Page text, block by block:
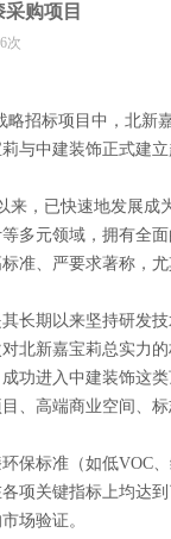
购项目
次
招标项目中，北新
与中建装饰正式建
，已快速地发展成
多元领域，拥有全
准、严要求著称，
长期以来坚持研发技
北新嘉宝莉总实力的
功进入中建装饰这类
、高端商业空间、
标准（如低VOC、
项关键指标上均达到
场验证。